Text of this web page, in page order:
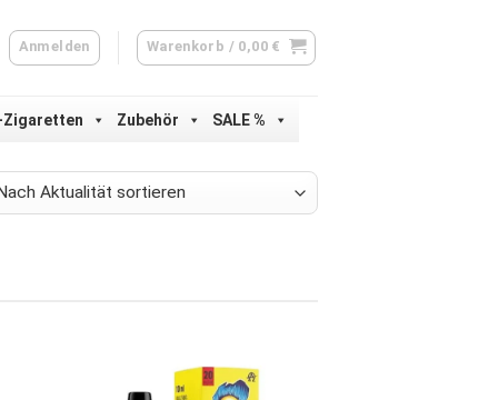
Anmelden Warenkorb / 0,00 €
Zigaretten Zubehör SALE %